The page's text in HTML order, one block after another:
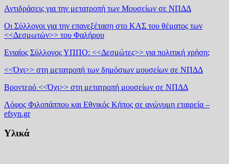
Αντιδράσεις για την μετατροπή των Μουσείων σε ΝΠΔΔ
Οι Σύλλογοι για την επανεξέταση στο ΚΑΣ του θέματος των
<<Δεσμωτών>> του Φαλήρου
Ενιαίος Σύλλογος ΥΠΠΟ: <<Δεσμώτες>> για πολιτική χρήση;
<<Όχι>> στη μετατροπή των δημόσιων μουσείων σε ΝΠΔΔ
Βροντερό <<Όχι>> στη μετατροπή μουσείων σε ΝΠΔΔ
Λόφος Φιλοπάππου και Εθνικός Κήπος σε ανώνυμη εταιρεία –
efsyn.gr
Υλικά